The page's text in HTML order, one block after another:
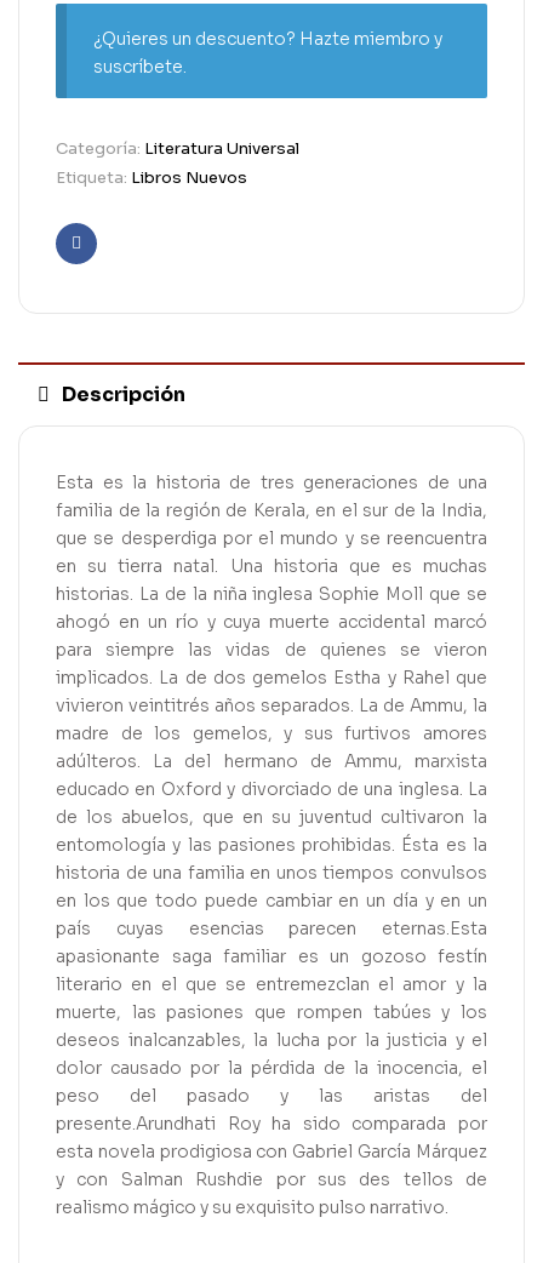
¿Quieres un descuento? Hazte miembro y
suscríbete.
Categoría: Literatura Universal
Etiqueta: Libros Nuevos
Facebook
Descripción
Esta es la historia de tres generaciones de una
familia de la región de Kerala, en el sur de la India,
que se desperdiga por el mundo y se reencuentra
en su tierra natal. Una historia que es muchas
historias. La de la niña inglesa Sophie Moll que se
ahogó en un río y cuya muerte accidental marcó
para siempre las vidas de quienes se vieron
implicados. La de dos gemelos Estha y Rahel que
vivieron veintitrés años separados. La de Ammu, la
madre de los gemelos, y sus furtivos amores
adúlteros. La del hermano de Ammu, marxista
educado en Oxford y divorciado de una inglesa. La
de los abuelos, que en su juventud cultivaron la
entomología y las pasiones prohibidas. Ésta es la
historia de una familia en unos tiempos convulsos
en los que todo puede cambiar en un día y en un
país cuyas esencias parecen eternas.Esta
apasionante saga familiar es un gozoso festín
literario en el que se entremezclan el amor y la
muerte, las pasiones que rompen tabúes y los
deseos inalcanzables, la lucha por la justicia y el
dolor causado por la pérdida de la inocencia, el
peso del pasado y las aristas del
presente.Arundhati Roy ha sido comparada por
esta novela prodigiosa con Gabriel García Márquez
y con Salman Rushdie por sus des tellos de
realismo mágico y su exquisito pulso narrativo.